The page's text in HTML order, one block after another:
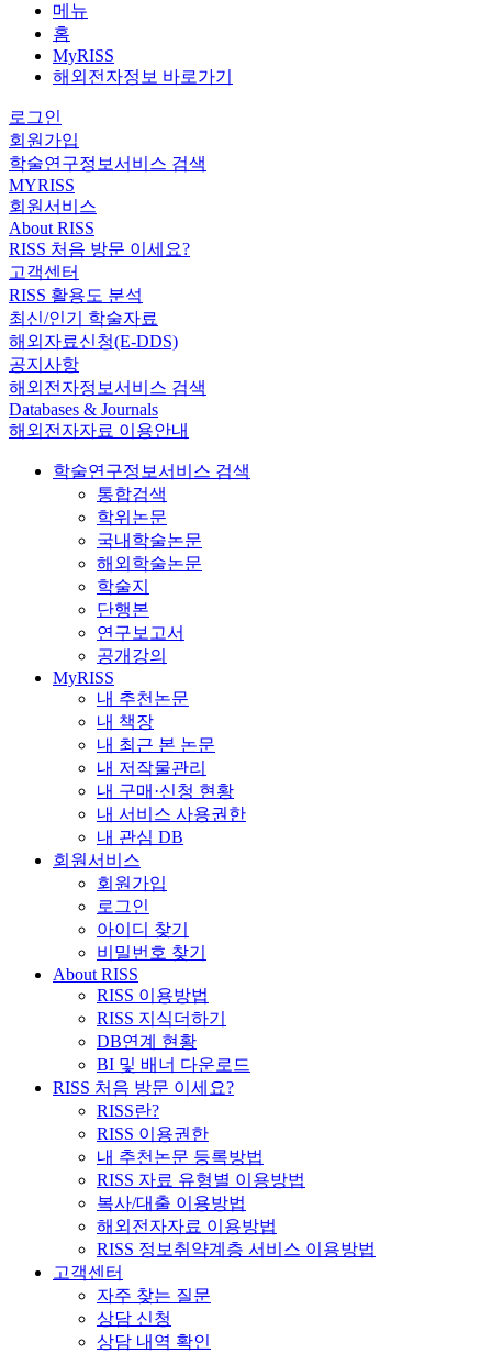
메뉴
홈
MyRISS
해외전자정보 바로가기
로그인
회원가입
학술연구정보서비스 검색
MYRISS
회원서비스
About RISS
RISS 처음 방문 이세요?
고객센터
RISS 활용도 분석
최신/인기 학술자료
해외자료신청(E-DDS)
공지사항
해외전자정보서비스 검색
Databases & Journals
해외전자자료 이용안내
학술연구정보서비스 검색
통합검색
학위논문
국내학술논문
해외학술논문
학술지
단행본
연구보고서
공개강의
MyRISS
내 추천논문
내 책장
내 최근 본 논문
내 저작물관리
내 구매·신청 현황
내 서비스 사용권한
내 관심 DB
회원서비스
회원가입
로그인
아이디 찾기
비밀번호 찾기
About RISS
RISS 이용방법
RISS 지식더하기
DB연계 현황
BI 및 배너 다운로드
RISS 처음 방문 이세요?
RISS란?
RISS 이용권한
내 추천논문 등록방법
RISS 자료 유형별 이용방법
복사/대출 이용방법
해외전자자료 이용방법
RISS 정보취약계층 서비스 이용방법
고객센터
자주 찾는 질문
상담 신청
상담 내역 확인